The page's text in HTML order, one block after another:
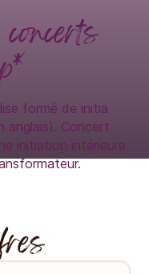
formé de initia
anglais). Concert
initiation intérieure